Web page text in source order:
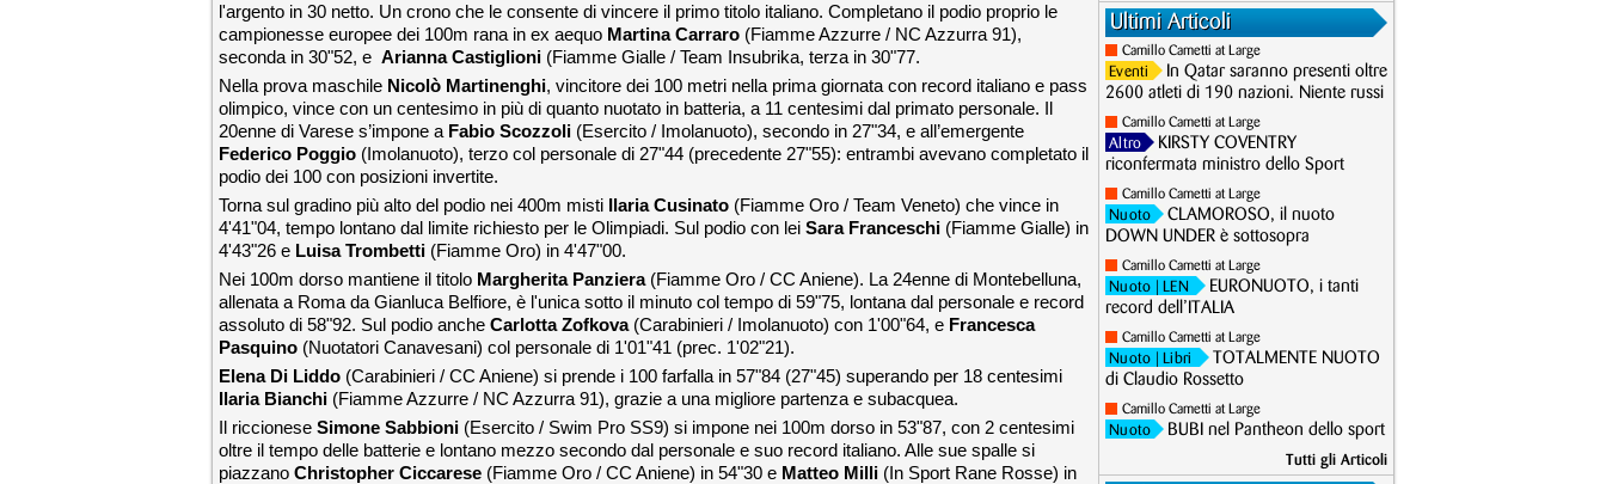
l'argento in 30 netto. Un crono che le consente di vincere il primo titolo italiano. Completano il podio proprio le
campionesse europee dei 100m rana in ex aequo Martina Carraro (Fiamme Azzurre / NC Azzurra 91),
seconda in 30"52, e Arianna Castiglioni (Fiamme Gialle / Team Insubrika, terza in 30"77.
Nella prova maschile Nicolò Martinenghi, vincitore dei 100 metri nella prima giornata con record italiano e pass
olimpico, vince con un centesimo in più di quanto nuotato in batteria, a 11 centesimi dal primato personale. Il
20enne di Varese s’impone a Fabio Scozzoli (Esercito / Imolanuoto), secondo in 27"34, e all’emergente
Federico Poggio (Imolanuoto), terzo col personale di 27"44 (precedente 27"55): entrambi avevano completato il
podio dei 100 con posizioni invertite.
Torna sul gradino più alto del podio nei 400m misti Ilaria Cusinato (Fiamme Oro / Team Veneto) che vince in
4'41"04, tempo lontano dal limite richiesto per le Olimpiadi. Sul podio con lei Sara Franceschi (Fiamme Gialle) in
4'43"26 e Luisa Trombetti (Fiamme Oro) in 4'47"00.
Nei 100m dorso mantiene il titolo Margherita Panziera(Fiamme Oro / CC Aniene). La 24enne di Montebelluna,
allenata a Roma da Gianluca Belfiore, è l'unica sotto il minuto col tempo di 59"75, lontana dal personale e record
assoluto di 58"92. Sul podio anche Carlotta Zofkova(Carabinieri / Imolanuoto) con 1'00"64, e Francesca
Pasquino (Nuotatori Canavesani) col personale di 1'01"41 (prec. 1'02"21).
Elena Di Liddo (Carabinieri / CC Aniene) si prende i 100 farfalla in 57"84 (27"45) superando per 18 centesimi
Ilaria Bianchi (Fiamme Azzurre / NC Azzurra 91), grazie a una migliore partenza e subacquea.
Il riccionese Simone Sabbioni (Esercito / Swim Pro SS9) si impone nei 100m dorso in 53"87, con 2 centesimi
oltre il tempo delle batterie e lontano mezzo secondo dal personale e suo record italiano. Alle sue spalle si
piazzano Christopher Ciccarese (Fiamme Oro / CC Aniene) in 54"30 e Matteo Milli (In Sport Rane Rosse) in
Ultimi Articoli
Camillo Cametti at Large
Eventi
In Qatar saranno presenti oltre
2600 atleti di 190 nazioni. Niente russi
Camillo Cametti at Large
Altro
KIRSTY COVENTRY
riconfermata ministro dello Sport
Camillo Cametti at Large
Nuoto
CLAMOROSO, il nuoto
DOWN UNDER è sottosopra
Camillo Cametti at Large
Nuoto | LEN
EURONUOTO, i tanti
record dell’ITALIA
Camillo Cametti at Large
Nuoto | Libri
TOTALMENTE NUOTO
di Claudio Rossetto
Camillo Cametti at Large
Nuoto BUBI nel Pantheon dello sport
Tutti gli Articoli